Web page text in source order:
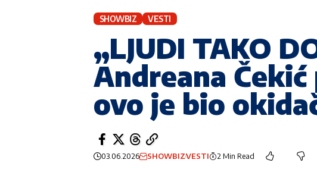
SHOWBIZ VESTI
„LJUDI TAKO
Andreana
ovo je bio
03.06.2026 SHOWBIZVESTI 2 Min Read